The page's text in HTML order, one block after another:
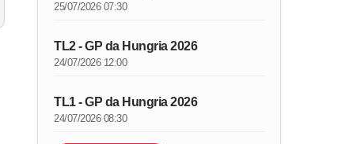
25/07/2026 07:30
TL2 - GP da Hungria 2026
24/07/2026 12:00
TL1 - GP da Hungria 2026
24/07/2026 08:30